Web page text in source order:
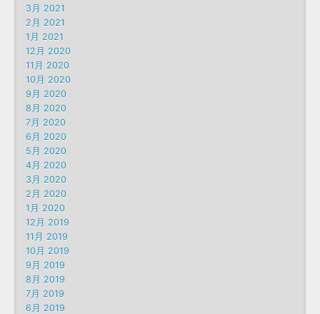
3月 2021
2月 2021
1月 2021
12月 2020
11月 2020
10月 2020
9月 2020
8月 2020
7月 2020
6月 2020
5月 2020
4月 2020
3月 2020
2月 2020
1月 2020
12月 2019
11月 2019
10月 2019
9月 2019
8月 2019
7月 2019
6月 2019